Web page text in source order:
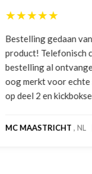
vanwege goede
contact gehad
met gifts,
echte service. Nu
maar!
, NL | 11-02-2026